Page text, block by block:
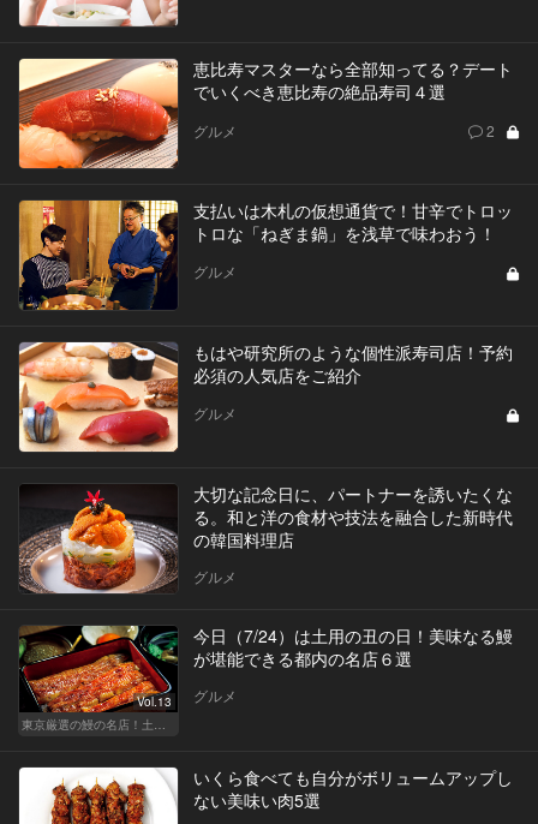
恵比寿マスターなら全部知ってる？デート
でいくべき恵比寿の絶品寿司４選
グルメ 2
支払いは木札の仮想通貨で！甘辛でトロッ
トロな「ねぎま鍋」を浅草で味わおう！
グルメ
もはや研究所のような個性派寿司店！予約
必須の人気店をご紹介
グルメ
大切な記念日に、パートナーを誘いたくな
る。和と洋の食材や技法を融合した新時代
の韓国料理店
グルメ
Vol.13
今日（7/24）は土用の丑の日！美味なる鰻
が堪能できる都内の名店６選
グルメ
いくら食べても自分がボリュームアップし
ない美味い肉5選